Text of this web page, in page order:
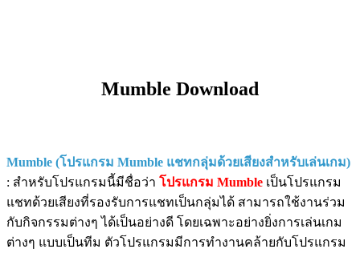
Mumble Download
Mumble (โปรแกรม Mumble แชทกลุ่มด้วยเสียงสำหรับเล่นเกม)
: สำหรับโปรแกรมนี้มีชื่อว่า โปรแกรม Mumble เป็นโปรแกรม
แชทด้วยเสียงที่รองรับการแชทเป็นกลุ่มได้ สามารถใช้งานร่วม
กับกิจกรรมต่างๆ ได้เป็นอย่างดี โดยเฉพาะอย่างยิ่งการเล่นเกม
ต่างๆ แบบเป็นทีม ตัวโปรแกรมมีการทำงานคล้ายกับโปรแกรม